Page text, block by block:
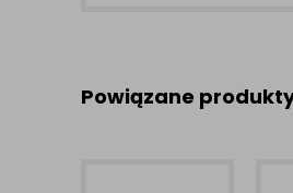
Powiązane